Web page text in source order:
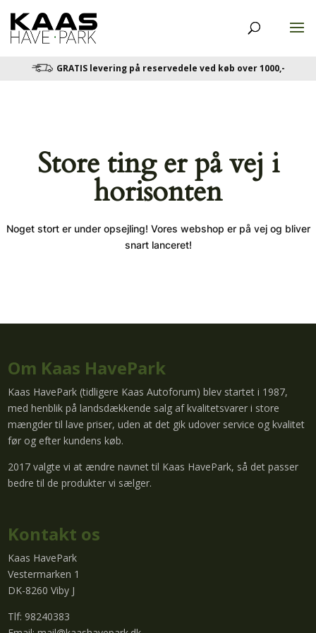
GRATIS levering på reservedele ved køb over 1000,-
Store ting er på vej i
horisonten
Noget stort er under opsejling! Vores webshop er på vej og bliver
snart lanceret!
Om Kaas HavePark
Kaas HavePark (tidligere Kaas Autoforum) blev startet i 1987,
med henblik på landsdækkende salg af kvalitetsvarer i store
mængder til lave priser, uden at det gik udover service og kvalitet
før og efter kundens køb.
2017 valgte vi at ændre navnet til Kaas HavePark, så det passer
bedre til de produkter vi sælger.
Kontakt os
Kaas HavePark
Vestermarken 1
DK-8260 Viby J
Tlf: 98240383